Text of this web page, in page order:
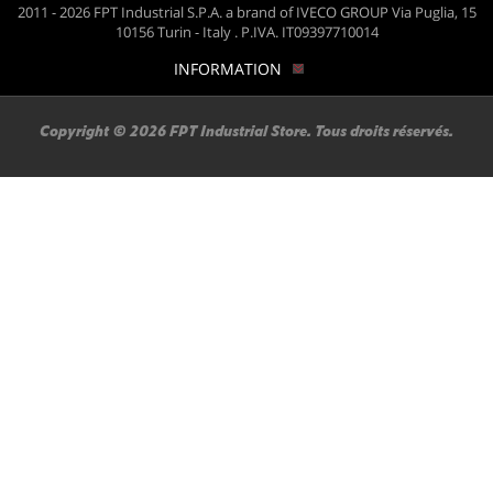
2011 - 2026 FPT Industrial S.P.A. a brand of IVECO GROUP Via Puglia, 15
10156 Turin - Italy . P.IVA. IT09397710014
INFORMATION
Copyright © 2026 FPT Industrial Store. Tous droits réservés.